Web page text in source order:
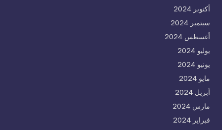
أكتوبر 2024
سبتمبر 2024
أغسطس 2024
يوليو 2024
يونيو 2024
مايو 2024
أبريل 2024
مارس 2024
فبراير 2024